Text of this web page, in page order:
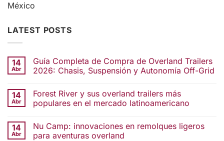
México
LATEST POSTS
14
Abr
Guía Completa de Compra de Overland Trailers
2026: Chasis, Suspensión y Autonomía Off-Grid
14
Abr
Forest River y sus overland trailers más
populares en el mercado latinoamericano
14
Abr
Nu Camp: innovaciones en remolques ligeros
para aventuras overland